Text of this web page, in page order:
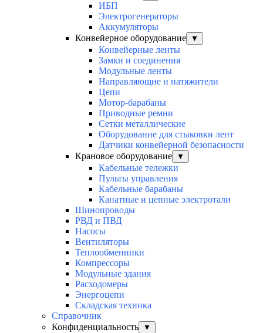
ИБП
Электрогенераторы
Аккумуляторы
Конвейерное оборудование
▼
Конвейерные ленты
Замки и соединения
Модульные ленты
Направляющие и натяжители
Цепи
Мотор-барабаны
Приводные ремни
Сетки металлические
Оборудование для стыковки лент
Датчики конвейерной безопасности
Крановое оборудование
▼
Кабельные тележки
Пульты управления
Кабельные барабаны
Канатные и цепные электротали
Шинопроводы
РВД и ПВД
Насосы
Вентиляторы
Теплообменники
Компрессоры
Модульные здания
Расходомеры
Энергоцепи
Складская техника
Справочник
Конфиденциальность
▼